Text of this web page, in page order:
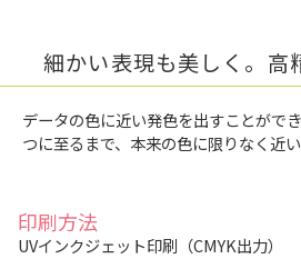
細かい表現も美しく。高
データの色に近い発色を出すことがで
つに至るまで、本来の色に限りなく近い
印刷方法
UVインクジェット印刷（CMYK出力）